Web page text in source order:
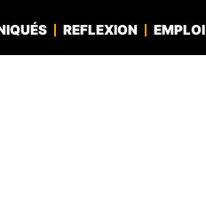
REFLEXION EMPLOI